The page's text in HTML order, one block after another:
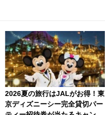
2026夏の旅行はJALがお得！東
京ディズニーシー完全貸切パー